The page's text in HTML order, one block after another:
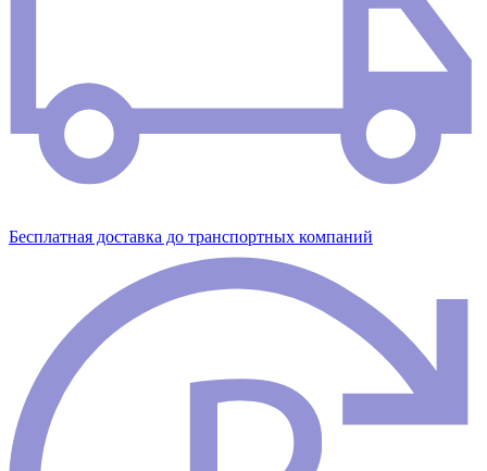
Бесплатная доставка до транспортных компаний